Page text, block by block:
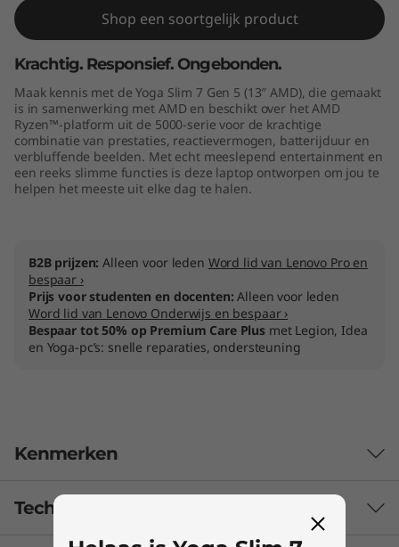
A
M
D
Shop een soortgelijk product
Krachtig. Responsief. Ongebonden.
Maak kennis met de Yoga Slim 7 Gen 5 (13″ AMD), die gemaakt
is in samenwerking met AMD en beschikt over het AMD
Ryzen™-platform uit de 5000-serie voor de krachtige
combinatie van prestaties, reactievermogen, batterijduur en
verbluffende beelden. Met echt meeslepend entertainment en
een reeks slimme functies is deze laptop ontworpen om jou te
helpen het meeste uit elke dag te halen.
B2B prijzen:Alleen voor leden Word lid van Lenovo Pro en
bespaar ›
Prijs voor studenten en docenten:Alleen voor leden
Word lid van Lenovo Onderwijs en bespaar ›
Bespaar tot 50% op Premium Care Plusmet Legion, Idea
en Yoga-pc’s: snelle reparaties, ondersteuning
Kenmerken
Technische specificaties